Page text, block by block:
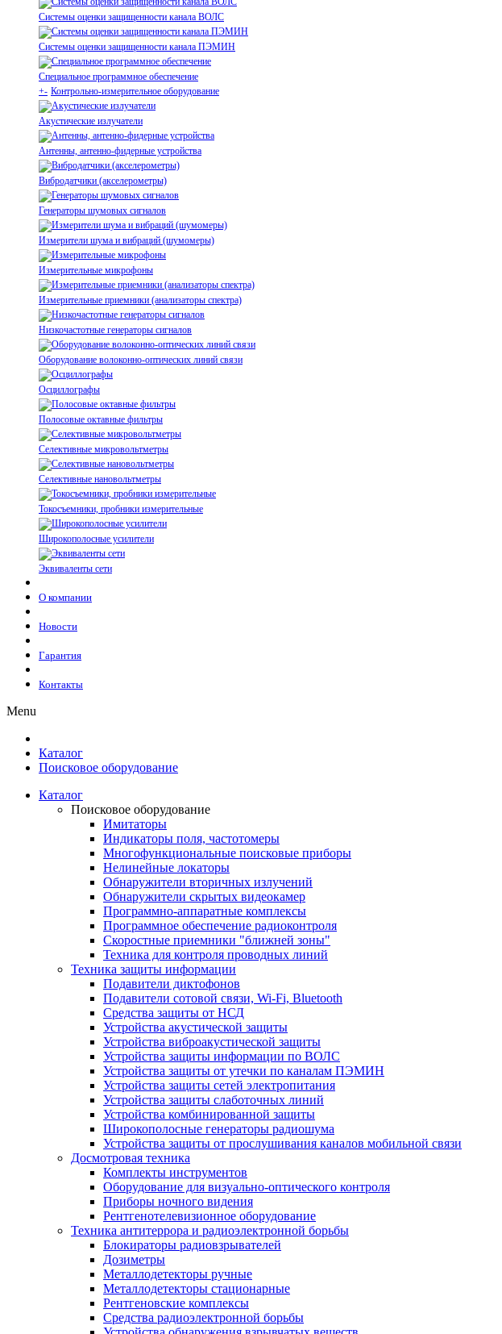
Системы оценки защищенности канала ВОЛС
Системы оценки защищенности канала ПЭМИН
Специальное программное обеспечение
+- Контрольно-измерительное оборудование
Акустические излучатели
Антенны, антенно-фидерные устройства
Вибродатчики (акселерометры)
Генераторы шумовых сигналов
Измерители шума и вибраций (шумомеры)
Измерительные микрофоны
Измерительные приемники (анализаторы спектра)
Низкочастотные генераторы сигналов
Оборудование волоконно-оптических линий связи
Осциллографы
Полосовые октавные фильтры
Селективные микровольтметры
Селективные нановольтметры
Токосъемники, пробники измерительные
Широкополосные усилители
Эквиваленты сети
О компании
Новости
Гарантия
Контакты
Menu
Каталог
Поисковое оборудование
Каталог
Поисковое оборудование
Имитаторы
Индикаторы поля, частотомеры
Многофункциональные поисковые приборы
Нелинейные локаторы
Обнаружители вторичных излучений
Обнаружители скрытых видеокамер
Программно-аппаратные комплексы
Программное обеспечение радиоконтроля
Скоростные приемники "ближней зоны"
Техника для контроля проводных линий
Техника защиты информации
Подавители диктофонов
Подавители сотовой связи, Wi-Fi, Bluetooth
Средства защиты от НСД
Устройства акустической защиты
Устройства виброакустической защиты
Устройства защиты информации по ВОЛС
Устройства защиты от утечки по каналам ПЭМИН
Устройства защиты сетей электропитания
Устройства защиты слаботочных линий
Устройства комбинированной защиты
Широкополосные генераторы радиошума
Устройства защиты от прослушивания каналов мобильной связи
Досмотровая техника
Комплекты инструментов
Оборудование для визуально-оптического контроля
Приборы ночного видения
Рентгенотелевизионное оборудование
Техника антитеррора и радиоэлектронной борьбы
Блокираторы радиовзрывателей
Дозиметры
Металлодетекторы ручные
Металлодетекторы стационарные
Рентгеновские комплексы
Средства радиоэлектронной борьбы